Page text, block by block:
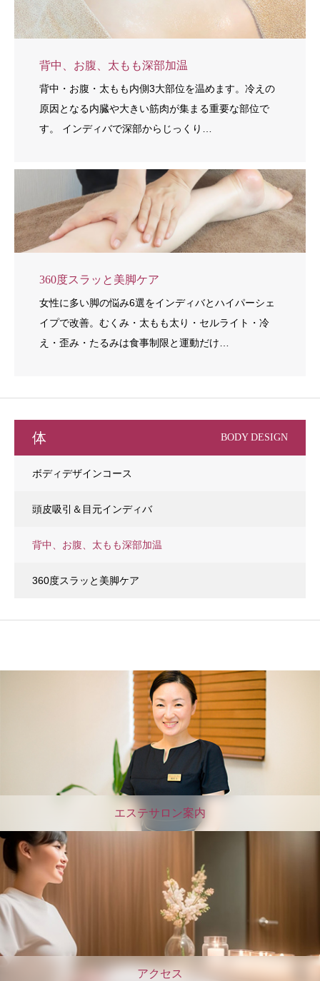
背中、お腹、太もも深部加温
背中・お腹・太もも内側3大部位を温めます。冷えの
原因となる内臓や大きい筋肉が集まる重要な部位で
す。 インディバで深部からじっくり…
360度スラッと美脚ケア
女性に多い脚の悩み6選をインディバとハイパーシェ
イプで改善。むくみ・太もも太り・セルライト・冷
え・歪み・たるみは食事制限と運動だけ…
体 BODY DESIGN
ボディデザインコース
頭皮吸引＆目元インディバ
背中、お腹、太もも深部加温
360度スラッと美脚ケア
エステサロン案内
アクセス